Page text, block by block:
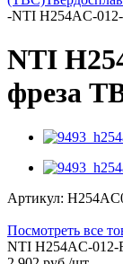
-NTI H254AC-
NTI
фреза
Артикул:
Посмотреть все
NTI H254AC-012-